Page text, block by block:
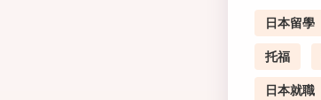
日本留學
托福
日本就職